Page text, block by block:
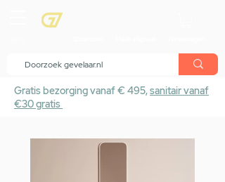
Gratis bezorging vanaf € 495,sanitair vanaf
€30 gratis